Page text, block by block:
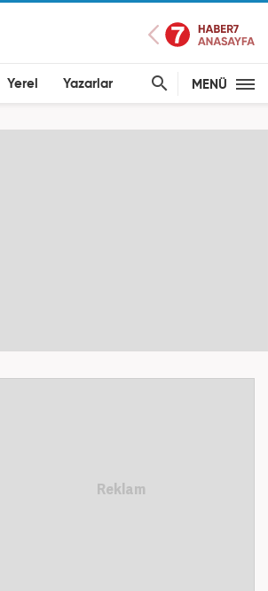
Yerel Yazarlar MENÜ